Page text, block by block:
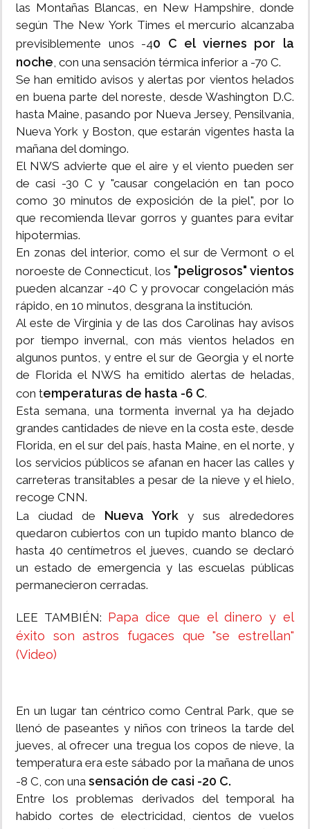
las Montañas Blancas, en New Hampshire, donde
según The New York Times el mercurio alcanzaba
previsiblemente unos -40 C el viernes por la
noche, con una sensación térmica inferior a -70 C.
Se han emitido avisos y alertas por vientos helados
en buena parte del noreste, desde Washington D.C.
hasta Maine, pasando por Nueva Jersey, Pensilvania,
Nueva York y Boston, que estarán vigentes hasta la
mañana del domingo.
El NWS advierte que el aire y el viento pueden ser
de casi -30 C y "causar congelación en tan poco
como 30 minutos de exposición de la piel", por lo
que recomienda llevar gorros y guantes para evitar
hipotermias.
En zonas del interior, como el sur de Vermont o el
noroeste de Connecticut, los "peligrosos" vientos
pueden alcanzar -40 C y provocar congelación más
rápido, en 10 minutos, desgrana la institución.
Al este de Virginia y de las dos Carolinas hay avisos
por tiempo invernal, con más vientos helados en
algunos puntos, y entre el sur de Georgia y el norte
de Florida el NWS ha emitido alertas de heladas,
con temperaturas de hasta -6 C.
Esta semana, una tormenta invernal ya ha dejado
grandes cantidades de nieve en la costa este, desde
Florida, en el sur del país, hasta Maine, en el norte, y
los servicios públicos se afanan en hacer las calles y
carreteras transitables a pesar de la nieve y el hielo,
recoge CNN.
La ciudad de Nueva York y sus alrededores
quedaron cubiertos con un tupido manto blanco de
hasta 40 centímetros el jueves, cuando se declaró
un estado de emergencia y las escuelas públicas
permanecieron cerradas.
LEE TAMBIÉN: Papa dice que el dinero y el
éxito son astros fugaces que "se estrellan"
(Video)
En un lugar tan céntrico como Central Park, que se
llenó de paseantes y niños con trineos la tarde del
jueves, al ofrecer una tregua los copos de nieve, la
temperatura era este sábado por la mañana de unos
-8 C, con una sensación de casi -20 C.
Entre los problemas derivados del temporal ha
habido cortes de electricidad, cientos de vuelos